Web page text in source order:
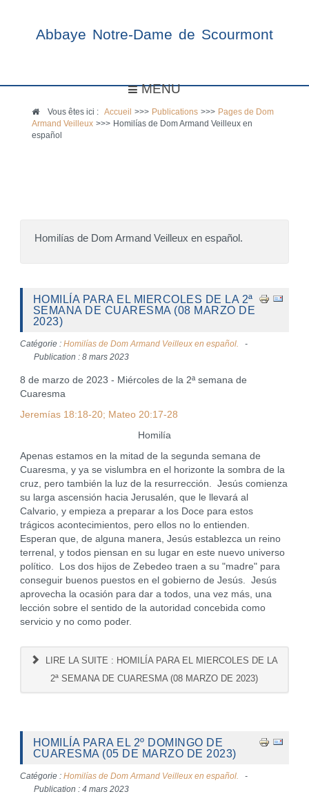
Abbaye Notre-Dame de Scourmont
MENU
Vous êtes ici :Accueil >>> Publications >>> Pages de Dom
Armand Veilleux >>> Homilías de Dom Armand Veilleux en
español
Homilías de Dom Armand Veilleux en español.
HOMILÍA PARA EL MIERCOLES DE LA 2ª
SEMANA DE CUARESMA (08 MARZO DE
2023)
Catégorie : Homilías de Dom Armand Veilleux en español.
Publication : 8 mars 2023
8 de marzo de 2023 - Miércoles de la 2ª semana de
Cuaresma
Jeremías 18:18-20; Mateo 20:17-28
Homilía
Apenas estamos en la mitad de la segunda semana de
Cuaresma, y ya se vislumbra en el horizonte la sombra de la
cruz, pero también la luz de la resurrección. Jesús comienza
su larga ascensión hacia Jerusalén, que le llevará al
Calvario, y empieza a preparar a los Doce para estos
trágicos acontecimientos, pero ellos no lo entienden.
Esperan que, de alguna manera, Jesús establezca un reino
terrenal, y todos piensan en su lugar en este nuevo universo
político. Los dos hijos de Zebedeo traen a su "madre" para
conseguir buenos puestos en el gobierno de Jesús. Jesús
aprovecha la ocasión para dar a todos, una vez más, una
lección sobre el sentido de la autoridad concebida como
servicio y no como poder.
LIRE LA SUITE : HOMILÍA PARA EL MIERCOLES DE LA
2ª SEMANA DE CUARESMA (08 MARZO DE 2023)
HOMILÍA PARA EL 2º DOMINGO DE
CUARESMA (05 DE MARZO DE 2023)
Catégorie : Homilías de Dom Armand Veilleux en español.
Publication : 4 mars 2023